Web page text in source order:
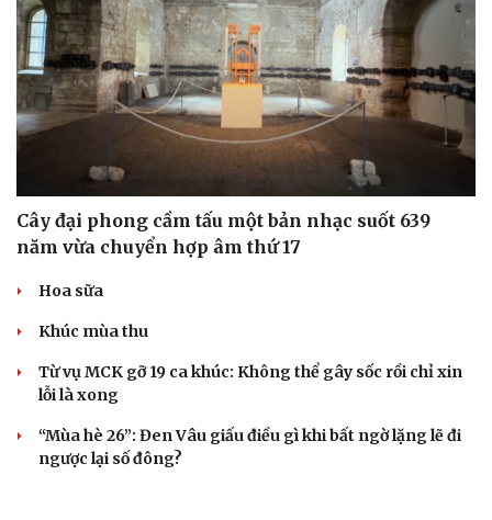
Cây đại phong cầm tấu một bản nhạc suốt 639
năm vừa chuyển hợp âm thứ 17
Hoa sữa
Khúc mùa thu
Từ vụ MCK gỡ 19 ca khúc: Không thể gây sốc rồi chỉ xin
lỗi là xong
“Mùa hè 26”: Đen Vâu giấu điều gì khi bất ngờ lặng lẽ đi
ngược lại số đông?